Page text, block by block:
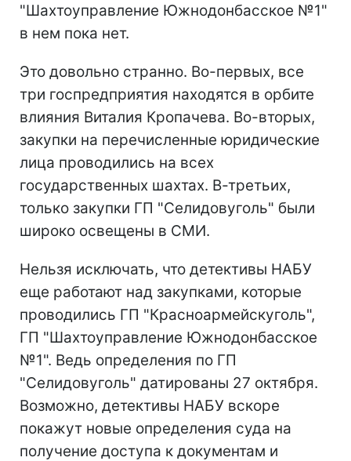
"Шахтоуправление Южнодонбасское №1"
в нем пока нет.
Это довольно странно. Во-первых, все
три госпредприятия находятся в орбите
влияния Виталия Кропачева. Во-вторых,
закупки на перечисленные юридические
лица проводились на всех
государственных шахтах. В-третьих,
только закупки ГП "Селидовуголь" были
широко освещены в СМИ.
Нельзя исключать, что детективы НАБУ
еще работают над закупками, которые
проводились ГП "Красноармейскуголь",
ГП "Шахтоуправление Южнодонбасское
№1". Ведь определения по ГП
"Селидовуголь" датированы 27 октября.
Возможно, детективы НАБУ вскоре
покажут новые определения суда на
получение доступа к документам и